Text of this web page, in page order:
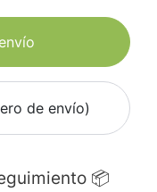
de envío)
📦